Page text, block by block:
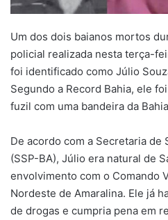
Um dos dois baianos mortos
policial realizada nesta terça-
foi identificado como Júlio
Segundo a Record Bahia, ele
fuzil com uma bandeira da
De acordo com a Secretaria de
(SSP-BA), Júlio era natural de
envolvimento com o Comando
Nordeste de Amaralina. Ele já
de drogas e cumpria pena em